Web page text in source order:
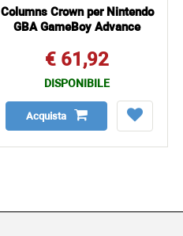
Columns Crown per Nintendo
GBA GameBoy Advance
€ 61,92
DISPONIBILE
Acquista